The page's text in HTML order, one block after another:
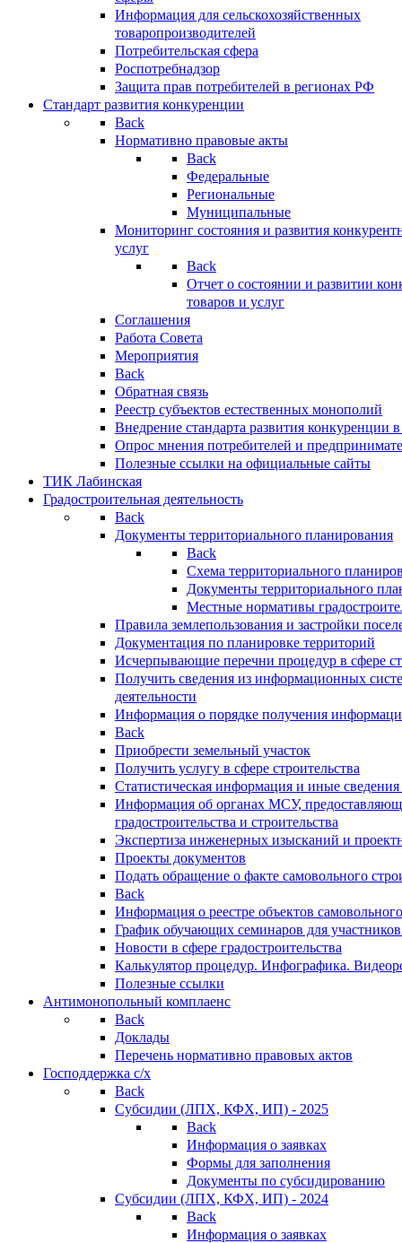
Информация для сельскохозяйственных
товаропроизводителей
Потребительская сфера
Роспотребнадзор
Защита прав потребителей в регионах РФ
Стандарт развития конкуренции
Back
Нормативно правовые акты
Back
Федеральные
Региональные
Муниципальные
Мониторинг состояния и развития
услуг
Back
Отчет о состоянии и развитии
товаров и услуг
Соглашения
Работа Совета
Мероприятия
Back
Обратная связь
Реестр субъектов естественных монополий
Внедрение стандарта развития конкуренции
Опрос мнения потребителей и
Полезные ссылки на официальные сайты
ТИК Лабинская
Градостроительная деятельность
Back
Документы территориального планирования
Back
Схема территориального
Документы территориального
Местные нормативы
Правила землепользования и застройки
Документация по планировке территорий
Исчерпывающие перечни процедур в сфере
Получить сведения из информационных
деятельности
Информация о порядке получения
Back
Приобрести земельный участок
Получить услугу в сфере строительства
Статистическая информация и иные сведения
Информация об органах МСУ,
градостроительства и строительства
Экспертиза инженерных изысканий и
Проекты документов
Подать обращение о факте самовольного
Back
Информация о реестре объектов
График обучающих семинаров для участников
Новости в сфере градостроительства
Калькулятор процедур. Инфографика.
Полезные ссылки
Антимонопольный комплаенс
Back
Доклады
Перечень нормативно правовых актов
Господдержка с/х
Back
Субсидии (ЛПХ, КФХ, ИП) - 2025
Back
Информация о заявках
Формы для заполнения
Документы по субсидированию
Субсидии (ЛПХ, КФХ, ИП) - 2024
Back
Информация о заявках